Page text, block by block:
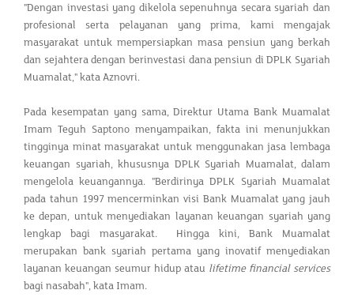
"Dengan investasi yang dikelola sepenuhnya secara syariah dan
profesional serta pelayanan yang prima, kami mengajak
masyarakat untuk mempersiapkan masa pensiun yang berkah
dan sejahtera dengan berinvestasi dana pensiun di DPLK Syariah
Muamalat," kata Aznovri.
Pada kesempatan yang sama, Direktur Utama Bank Muamalat
Imam Teguh Saptono menyampaikan, fakta ini menunjukkan
tingginya minat masyarakat untuk menggunakan jasa lembaga
keuangan syariah, khususnya DPLK Syariah Muamalat, dalam
mengelola keuangannya. "Berdirinya DPLK Syariah Muamalat
pada tahun 1997 mencerminkan visi Bank Muamalat yang jauh
ke depan, untuk menyediakan layanan keuangan syariah yang
lengkap bagi masyarakat. Hingga kini, Bank Muamalat
merupakan bank syariah pertama yang inovatif menyediakan
layanan keuangan seumur hidup atau lifetime financial services
bagi nasabah", kata Imam.